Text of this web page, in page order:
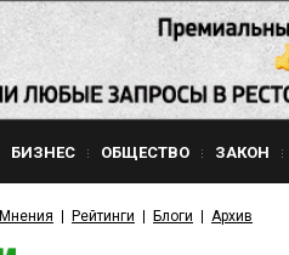
БИЗНЕС ОБЩЕСТВО ЗАКОН
Мнения Рейтинги Блоги Архив